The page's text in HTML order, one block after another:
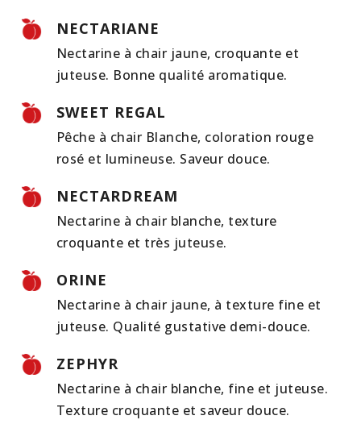
NECTARIANE
Nectarine à chair jaune, croquante et
juteuse. Bonne qualité aromatique.
SWEET REGAL
Pêche à chair Blanche, coloration rouge
rosé et lumineuse. Saveur douce.
NECTARDREAM
Nectarine à chair blanche, texture
croquante et très juteuse.
ORINE
Nectarine à chair jaune, à texture fine et
juteuse. Qualité gustative demi-douce.
ZEPHYR
Nectarine à chair blanche, fine et juteuse.
Texture croquante et saveur douce.